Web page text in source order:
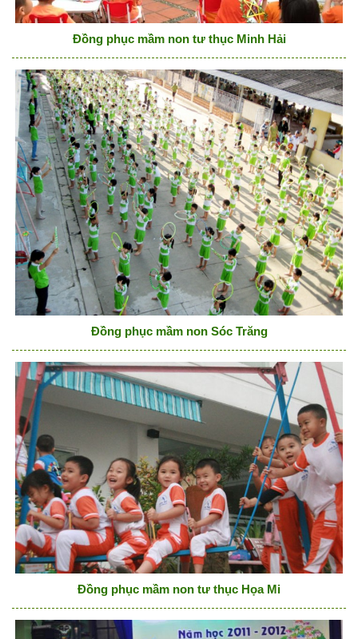
Đồng phục mầm non tư thục Minh Hải
Đồng phục mầm non Sóc Trăng
Đồng phục mầm non tư thục Họa Mi